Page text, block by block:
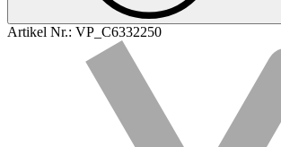
Artikel Nr.: VP_C6332250